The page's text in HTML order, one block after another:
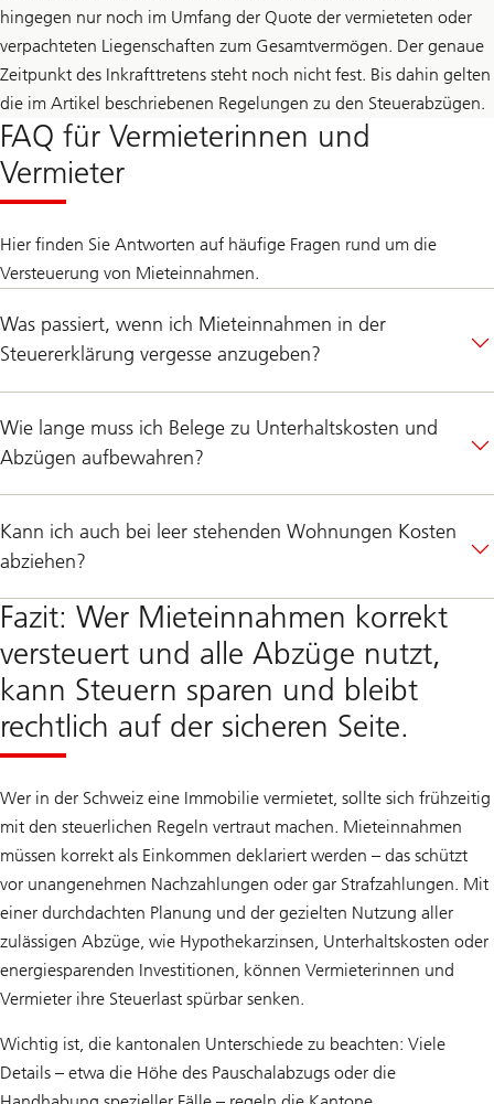
hingegen nur noch im Umfang der Quote der vermieteten oder
verpachteten Liegenschaften zum Gesamtvermögen. Der genaue
Zeitpunkt des Inkrafttretens steht noch nicht fest. Bis dahin gelten
die im Artikel beschriebenen Regelungen zu den Steuerabzügen.
FAQ für Vermieterinnen und
Vermieter
Hier finden Sie Antworten auf häufige Fragen rund um die
Versteuerung von Mieteinnahmen.
Was passiert, wenn ich Mieteinnahmen in der
Steuererklärung vergesse anzugeben?
Wie lange muss ich Belege zu Unterhaltskosten und
Abzügen aufbewahren?
Kann ich auch bei leer stehenden Wohnungen Kosten
abziehen?
Fazit: Wer Mieteinnahmen korrekt
versteuert und alle Abzüge nutzt,
kann Steuern sparen und bleibt
rechtlich auf der sicheren Seite.
Wer in der Schweiz eine Immobilie vermietet, sollte sich frühzeitig
mit den steuerlichen Regeln vertraut machen. Mieteinnahmen
müssen korrekt als Einkommen deklariert werden – das schützt
vor unangenehmen Nachzahlungen oder gar Strafzahlungen. Mit
einer durchdachten Planung und der gezielten Nutzung aller
zulässigen Abzüge, wie Hypothekarzinsen, Unterhaltskosten oder
energiesparenden Investitionen, können Vermieterinnen und
Vermieter ihre Steuerlast spürbar senken.
Wichtig ist, die kantonalen Unterschiede zu beachten: Viele
Details – etwa die Höhe des Pauschalabzugs oder die